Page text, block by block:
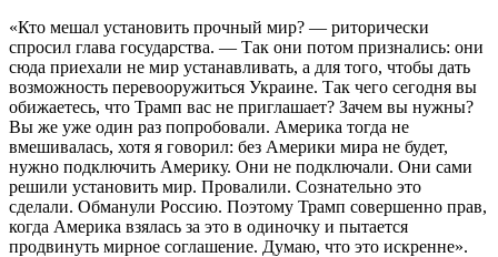
«Кто мешал установить прочный мир? — риторически
спросил глава государства. — Так они потом признались: они
сюда приехали не мир устанавливать, а для того, чтобы дать
возможность перевооружиться Украине. Так чего сегодня вы
обижаетесь, что Трамп вас не приглашает? Зачем вы нужны?
Вы же уже один раз попробовали. Америка тогда не
вмешивалась, хотя я говорил: без Америки мира не будет,
нужно подключить Америку. Они не подключали. Они сами
решили установить мир. Провалили. Сознательно это
сделали. Обманули Россию. Поэтому Трамп совершенно прав,
когда Америка взялась за это в одиночку и пытается
продвинуть мирное соглашение. Думаю, что это искренне».